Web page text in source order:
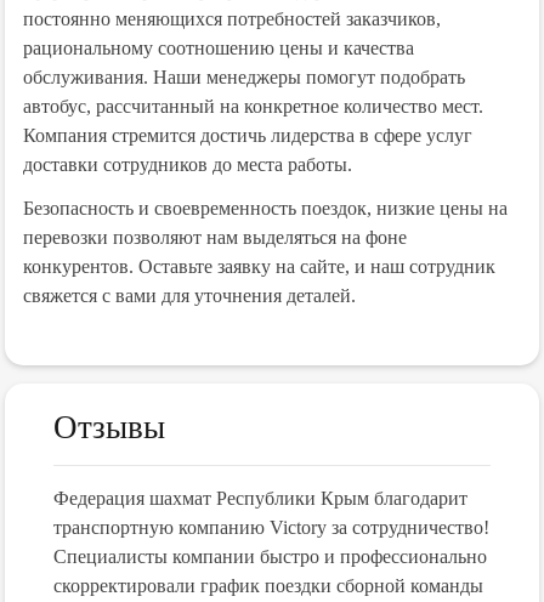
постоянно меняющихся потребностей заказчиков,
рациональному соотношению цены и качества
обслуживания. Наши менеджеры помогут подобрать
автобус, рассчитанный на конкретное количество мест.
Компания стремится достичь лидерства в сфере услуг
доставки сотрудников до места работы.
Безопасность и своевременность поездок, низкие цены на
перевозки позволяют нам выделяться на фоне
конкурентов. Оставьте заявку на сайте, и наш сотрудник
свяжется с вами для уточнения деталей.
Отзывы
Федерация шахмат Республики Крым благодарит
транспортную компанию Victory за сотрудничество!
Специалисты компании быстро и профессионально
скорректировали график поездки сборной команды